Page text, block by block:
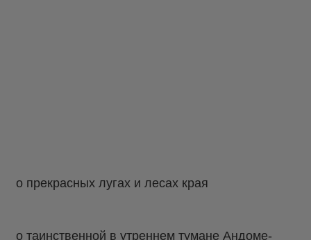
о прекрасных лугах и лесах края
о таинственной в утреннем тумане Андоме-